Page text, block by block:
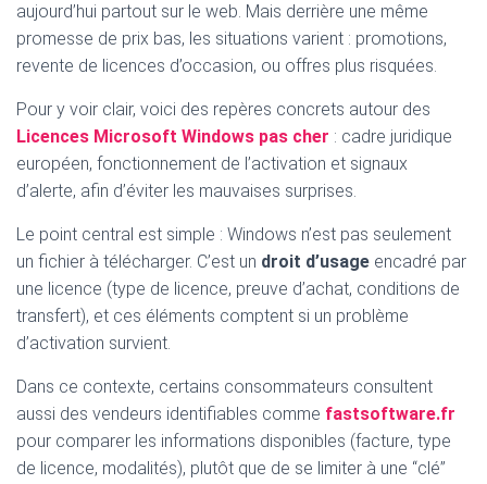
aujourd’hui partout sur le web. Mais derrière une même
promesse de prix bas, les situations varient : promotions,
revente de licences d’occasion, ou offres plus risquées.
Pour y voir clair, voici des repères concrets autour des
Licences Microsoft Windows pas cher : cadre juridique
européen, fonctionnement de l’activation et signaux
d’alerte, afin d’éviter les mauvaises surprises.
Le point central est simple : Windows n’est pas seulement
un fichier à télécharger. C’est un droit d’usage encadré par
une licence (type de licence, preuve d’achat, conditions de
transfert), et ces éléments comptent si un problème
d’activation survient.
Dans ce contexte, certains consommateurs consultent
aussi des vendeurs identifiables comme fastsoftware.fr
pour comparer les informations disponibles (facture, type
de licence, modalités), plutôt que de se limiter à une “clé”